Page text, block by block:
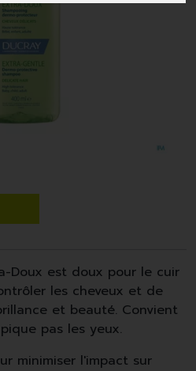
Doux est doux pour le cuir
les cheveux et de
et beauté. Convient
pas les yeux.
minimiser l'impact sur